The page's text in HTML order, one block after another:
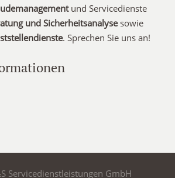
und Servicedienste
und Sicherheitsanalysesowie
. Sprechen Sie uns an!
Servicedienstleistungen GmbH